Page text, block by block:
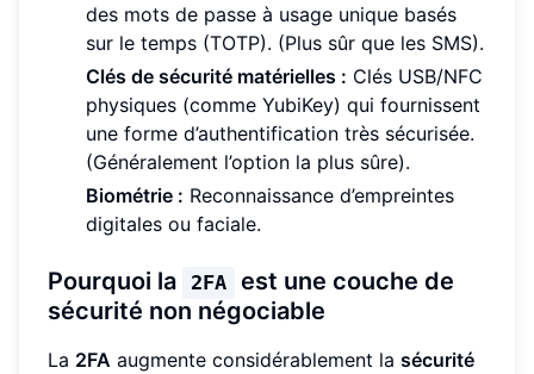
des mots de passe à usage unique basés
sur le temps (TOTP). (Plus sûr que les SMS).
Clés de sécurité matérielles : Clés USB/NFC
physiques (comme YubiKey) qui fournissent
une forme d’authentification très sécurisée.
(Généralement l’option la plus sûre).
Biométrie : Reconnaissance d’empreintes
digitales ou faciale.
Pourquoi la 2FA
est une couche de
sécurité non négociable
La 2FA augmente considérablement la sécurité